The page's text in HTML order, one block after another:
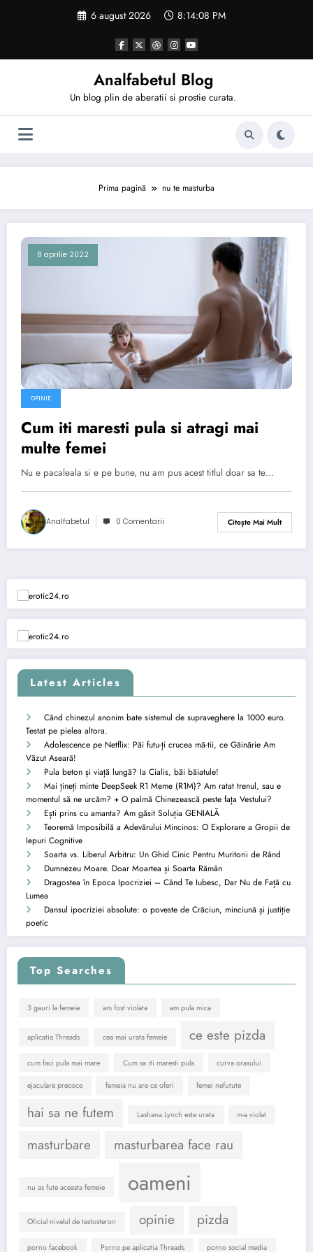
6 august 2026 8:14:08 PM
Analfabetul Blog
Un blog plin de aberatii si prostie curata.
Prima pagină nu te masturba
8 aprilie 2022
OPINIE
Cum iti maresti pula si atragi mai
multe femei
Nu e pacaleala si e pe bune, nu am pus acest titlul doar sa te…
Analfabetul 0 Comentarii Citește Mai Mult
Latest Articles
Când chinezul anonim bate sistemul de supraveghere la 1000 euro.
Testat pe pielea altora.
Adolescence pe Netflix: Păi futu-ți crucea mă-tii, ce Găinărie Am
Văzut Aseară!
Pula beton și viață lungă? Ia Cialis, băi băiatule!
Mai țineți minte DeepSeek R1 Meme (R1M)? Am ratat trenul, sau e
momentul să ne urcăm? + O palmă Chinezească peste fața Vestului?
Ești prins cu amanta? Am găsit Soluția GENIALĂ
Teoremă Imposibilă a Adevărului Mincinos: O Explorare a Gropii de
Iepuri Cognitive
Soarta vs. Liberul Arbitru: Un Ghid Cinic Pentru Muritorii de Rând
Dumnezeu Moare. Doar Moartea și Soarta Rămân
Dragostea în Epoca Ipocriziei – Când Te Iubesc, Dar Nu de Față cu
Lumea
Dansul ipocriziei absolute: o poveste de Crăciun, minciună și justiție
poetic
Top Searches
3 gauri la femeie am fost violata am pula mica
aplicatia Threads cea mai urata femeie ce este pizda
cum faci pula mai mare Cum sa iti maresti pula curva orasului
ejaculare precoce femeia nu are ce oferi femei nefutute
hai sa ne futem Lashana Lynch este urata m-a violat
masturbare masturbarea face rau
nu as fute aceasta femeie oameni
Oficial nivelul de testosteron opinie pizda
porno facebook Porno pe aplicatia Threads porno social media